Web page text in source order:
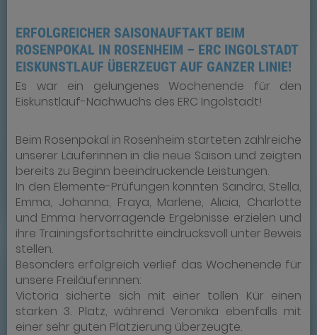
ERFOLGREICHER SAISONAUFTAKT BEIM
ROSENPOKAL IN ROSENHEIM – ERC INGOLSTADT
EISKUNSTLAUF ÜBERZEUGT AUF GANZER LINIE!
Es war ein gelungenes Wochenende für den
Eiskunstlauf-Nachwuchs des ERC Ingolstadt!
Beim Rosenpokal in Rosenheim starteten zahlreiche
unserer Läuferinnen in die neue Saison und zeigten
bereits zu Beginn beeindruckende Leistungen.
In den Elemente-Prüfungen konnten Sandra, Stella,
Emma, Johanna, Fraya, Marlene, Alicia, Charlotte
und Emma hervorragende Ergebnisse erzielen und
ihre Trainingsfortschritte eindrucksvoll unter Beweis
stellen.
Besonders erfolgreich verlief das Wochenende für
unsere Freiläuferinnen:
Victoria sicherte sich mit einer tollen Kür einen
starken 3. Platz, während Veronika ebenfalls mit
einer sehr guten Platzierung überzeugte.